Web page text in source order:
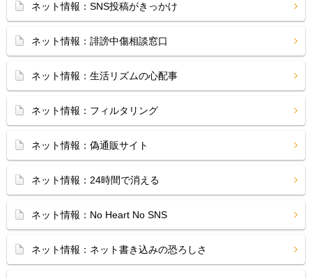
ネット情報：SNS投稿がきっかけ
ネット情報：誹謗中傷相談窓口
ネット情報：生活リズムの心配事
ネット情報：フィルタリング
ネット情報：偽通販サイト
ネット情報：24時間で消える
ネット情報：No Heart No SNS
ネット情報：ネット書き込みの恐ろしさ